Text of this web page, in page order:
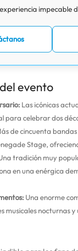
impecable
evento
Las icónicas
para celebrar dos
de cincuenta
Stage,
tradición muy
en una enérgica
Una enorme
musicales nocturnas